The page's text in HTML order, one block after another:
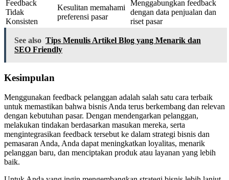
Feedback
Tidak
Konsisten
Kesulitan memahami
preferensi pasar
Menggabungkan feedback
dengan data penjualan dan
riset pasar
See also Tips Menulis Artikel Blog yang Menarik dan
SEO Friendly
Kesimpulan
Menggunakan feedback pelanggan adalah salah satu cara terbaik
untuk memastikan bahwa bisnis Anda terus berkembang dan relevan
dengan kebutuhan pasar. Dengan mendengarkan pelanggan,
melakukan tindakan berdasarkan masukan mereka, serta
mengintegrasikan feedback tersebut ke dalam strategi bisnis dan
pemasaran Anda, Anda dapat meningkatkan loyalitas, menarik
pelanggan baru, dan menciptakan produk atau layanan yang lebih
baik.